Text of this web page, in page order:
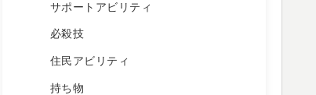
サポートアビリティ
必殺技
住民アビリティ
持ち物